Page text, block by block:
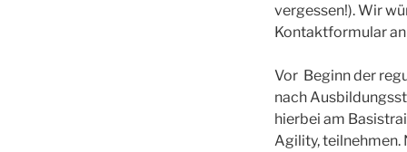
vergessen!). Wir
Kontaktformular
Vor Beginn der
nach
hierbei am
Agility, teilnehmen.